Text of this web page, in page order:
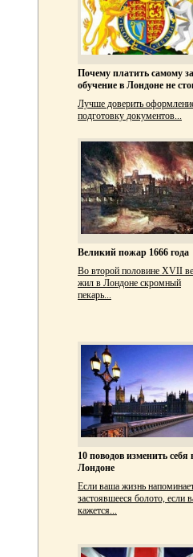
Почему платить самому за
обучение в Лондоне не
Лучше доверить
подготовку документов...
Великий пожар 1666 года
Во второй половине XVII
жил в Лондоне скромный
пекарь...
10 поводов изменить себя
Лондоне
Если ваша жизнь
застоявшееся болото, если
кажется...